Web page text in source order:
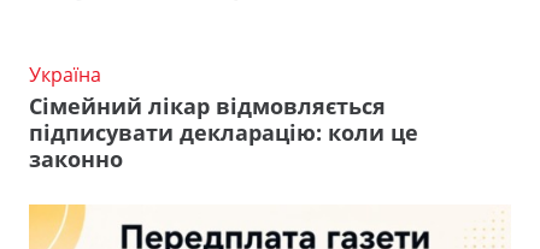
Україна
Сімейний лікар відмовляється
підписувати декларацію: коли це
законно